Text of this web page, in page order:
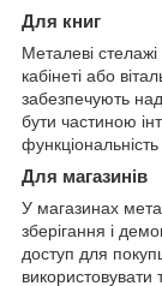
Для книг
Металеві стелажі
кабінеті або
забезпечують
бути частиною
функціональність
Для магазинів
У магазинах
зберігання і
доступ для
використовувати